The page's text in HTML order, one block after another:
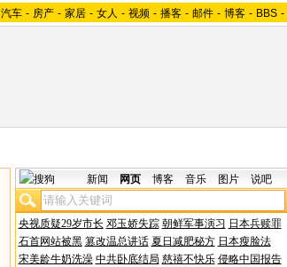
汽车 - 房产 - 家居 - 女人 - 视频 - 播客 - 邮件 - 博客 - BBS -
新闻 网页 博客 音乐 图片 说吧
央视质疑29岁市长 邓玉娇失踪 朝鲜军事演习 日本兵赎罪
石首网站被黑 篡改温总讲话 夏日减肥秘方 日本瘦脸法
宋美龄牛奶洗澡 中共卧底结局 慈禧不快乐 侵略中国报告